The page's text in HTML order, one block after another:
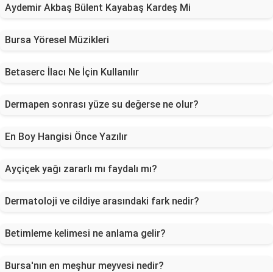
Aydemir Akbaş Bülent Kayabaş Kardeş Mi
Bursa Yöresel Müzikleri
Betaserc İlacı Ne İçin Kullanılır
Dermapen sonrası yüze su değerse ne olur?
En Boy Hangisi Önce Yazılır
Ayçiçek yağı zararlı mı faydalı mı?
Dermatoloji ve cildiye arasındaki fark nedir?
Betimleme kelimesi ne anlama gelir?
Bursa'nın en meşhur meyvesi nedir?